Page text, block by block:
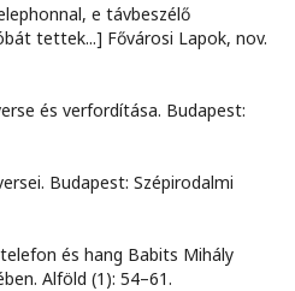
e távbeszélő
tettek...] Fővárosi Lapok, nov.
és verfordítása. Budapest:
Budapest: Szépirodalmi
és hang Babits Mihály
Alföld (1): 54–61.